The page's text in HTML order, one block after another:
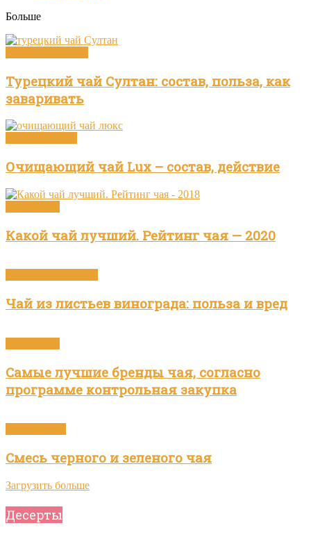
Больше
Турецкий чай Султан: состав, польза, как
заваривать
Очищающий чай Lux – состав, действие
Какой чай лучший. Рейтинг чая — 2020
Чай из листьев винограда: польза и вред
Самые лучшие бренды чая, согласно
программе контрольная закупка
Смесь черного и зеленого чая
Загрузить больше
Десерты